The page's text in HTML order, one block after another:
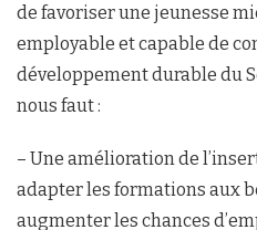
de favoriser une jeunesse
employable et capable de
développement durable du
nous faut :
– Une amélioration de
adapter les formations aux
augmenter les chances